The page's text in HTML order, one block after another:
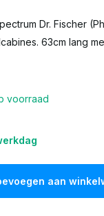
Dr. Fischer
63cm lang
voorraad
aan